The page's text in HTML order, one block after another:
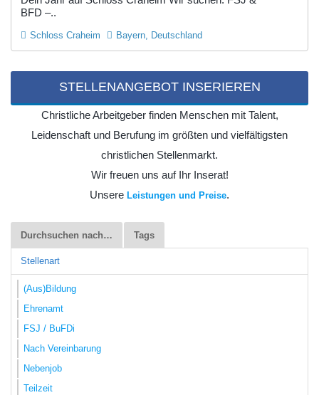
BFD –..
Schloss Craheim Bayern, Deutschland
STELLENANGEBOT INSERIEREN
Christliche Arbeitgeber finden Menschen mit Talent,
Leidenschaft und Berufung im größten und vielfältigsten
christlichen Stellenmarkt.
Wir freuen uns auf Ihr Inserat!
Unsere Leistungen und Preise.
Durchsuchen nach… Tags
Stellenart
(Aus)Bildung
Ehrenamt
FSJ / BuFDi
Nach Vereinbarung
Nebenjob
Teilzeit